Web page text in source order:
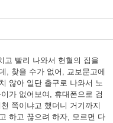
고 빨리 나와서 헌혈의 집을
, 찾을 수가 없어, 교보문고에
않아 일단 출구로 나와서 노
가 없어보여, 휴대폰으로 검
쪽이냐고 했더니 거기까지
하고 끊으려 하자, 모르면 다